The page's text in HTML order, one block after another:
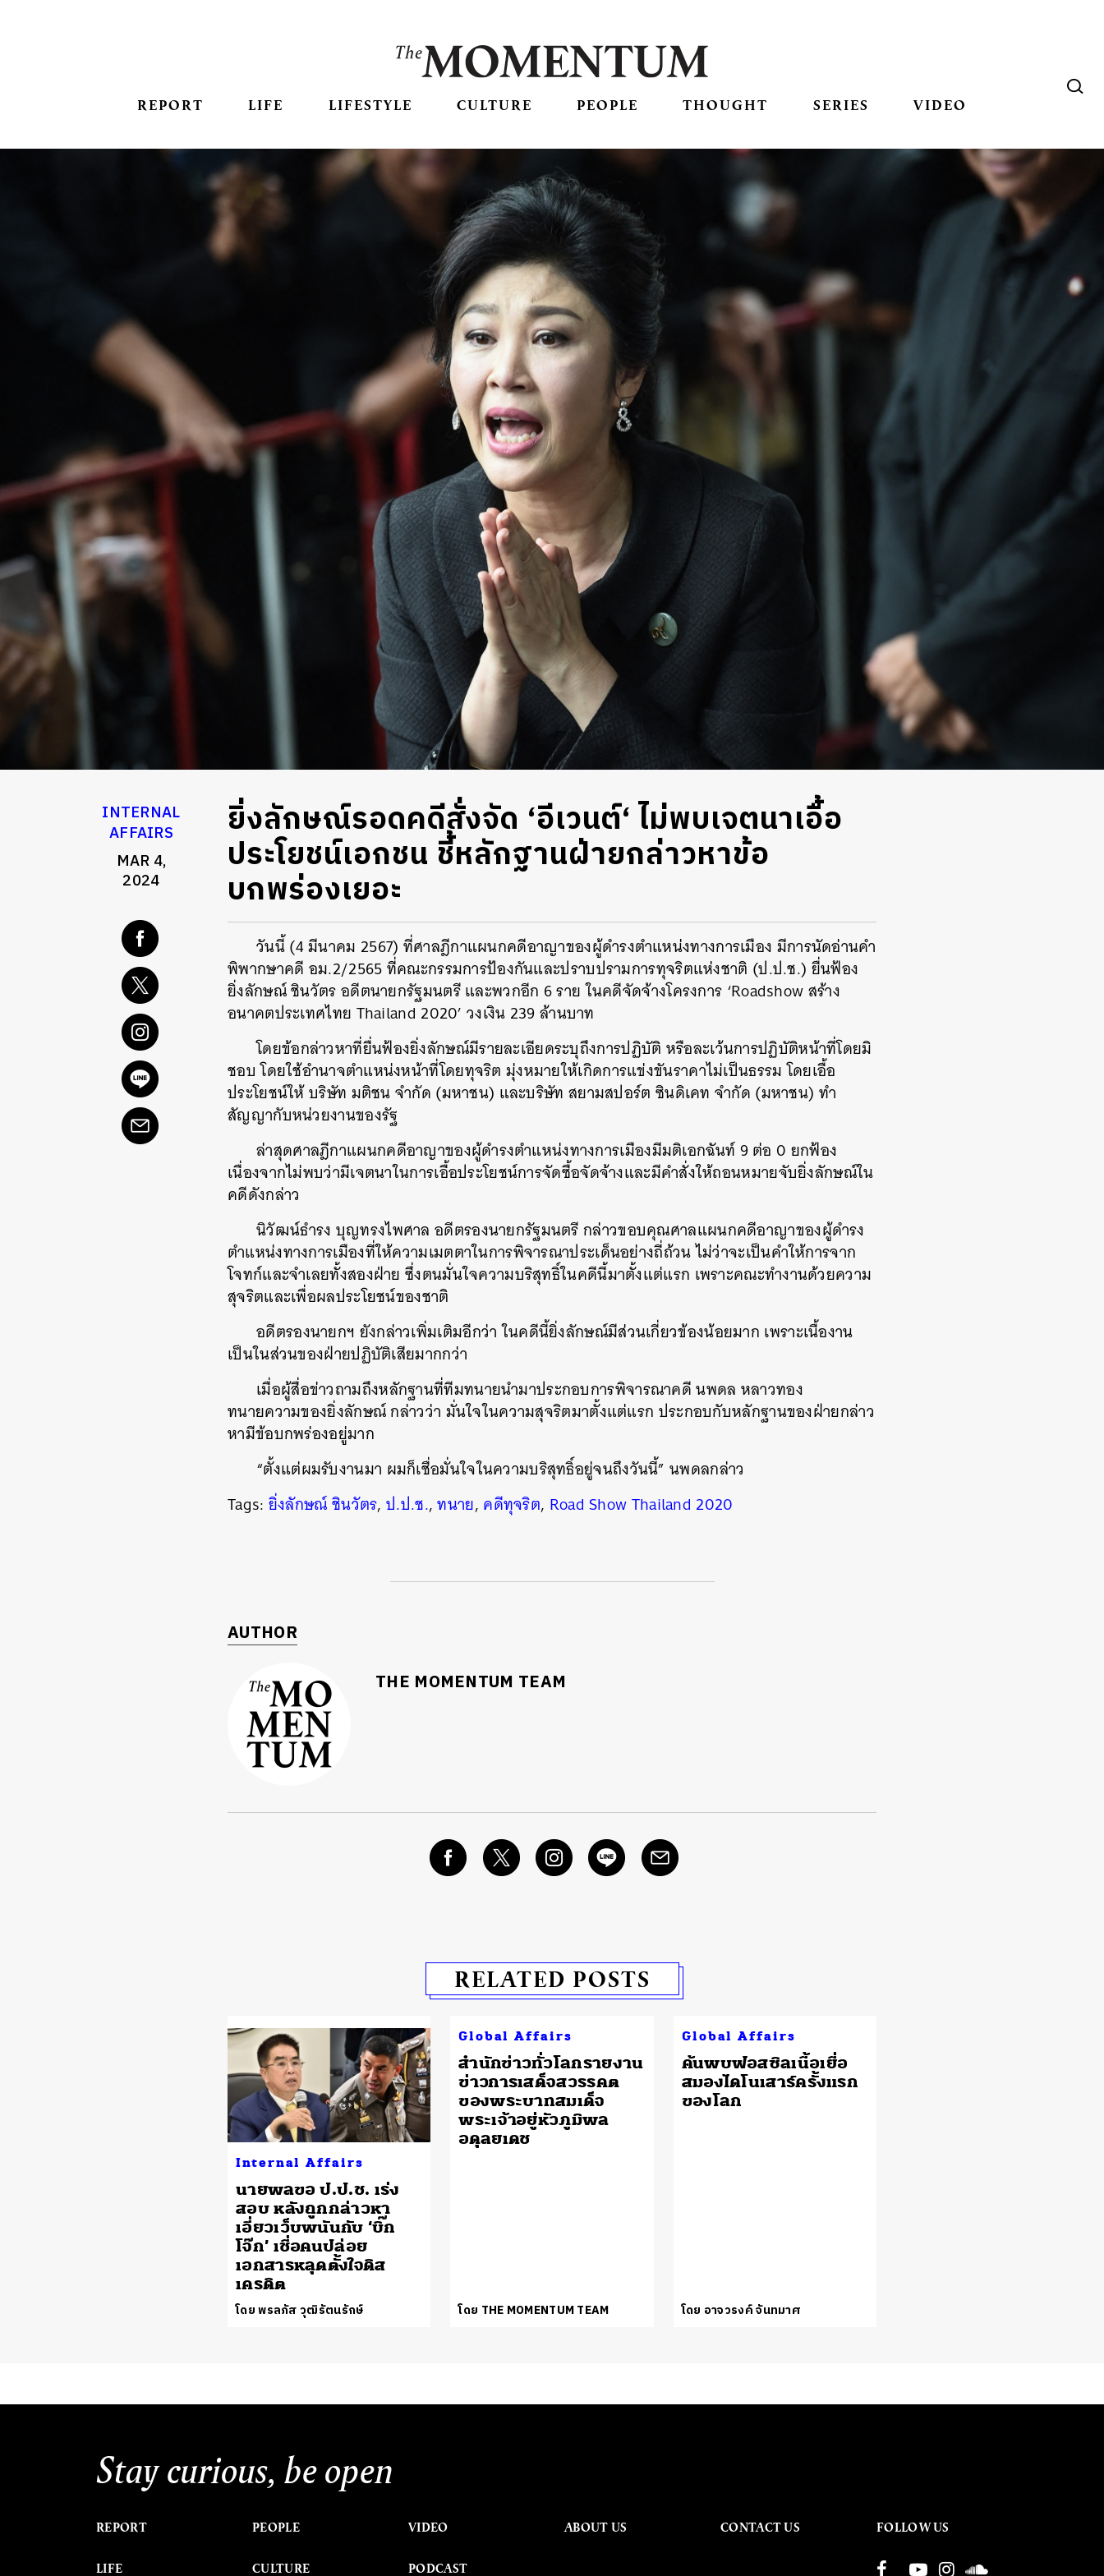
REPORT LIFE LIFESTYLE CULTURE PEOPLE THOUGHT SERIES VIDEO
INTERNAL
AFFAIRS
MAR 4,
2024
ยิ่งลักษณ์รอดคดีสั่งจัด ‘อีเวนต์‘ ไม่พบเจตนาเอื้อ
ประโยชน์เอกชน ชี้หลักฐานฝ่ายกล่าวหาข้อ
บกพร่องเยอะ
วันนี้ (4 มีนาคม 2567) ที่ศาลฎีกาแผนกคดีอาญาของผู้ดำรงตำแหน่งทางการเมือง มีการนัดอ่านคำ
พิพากษาคดี อม.2/2565 ที่คณะกรรมการป้องกันและปราบปรามการทุจริตแห่งชาติ (ป.ป.ช.) ยื่นฟ้อง
ยิ่งลักษณ์ ชินวัตร อดีตนายกรัฐมนตรี และพวกอีก 6 ราย ในคดีจัดจ้างโครงการ ‘Roadshow สร้าง
อนาคตประเทศไทย Thailand 2020’ วงเงิน 239 ล้านบาท
โดยข้อกล่าวหาที่ยื่นฟ้องยิ่งลักษณ์มีรายละเอียดระบุถึงการปฏิบัติ หรือละเว้นการปฏิบัติหน้าที่โดยมิ
ชอบ โดยใช้อำนาจตำแหน่งหน้าที่โดยทุจริต มุ่งหมายให้เกิดการแข่งขันราคาไม่เป็นธรรม โดยเอื้อ
ประโยชน์ให้ บริษัท มติชน จำกัด (มหาชน) และบริษัท สยามสปอร์ต ซินดิเคท จำกัด (มหาชน) ทำ
สัญญากับหน่วยงานของรัฐ
ล่าสุดศาลฎีกาแผนกคดีอาญาของผู้ดำรงตำแหน่งทางการเมืองมีมติเอกฉันท์ 9 ต่อ 0 ยกฟ้อง
เนื่องจากไม่พบว่ามีเจตนาในการเอื้อประโยชน์การจัดซื้อจัดจ้างและมีคำสั่งให้ถอนหมายจับยิ่งลักษณ์​ใน
คดีดังกล่าว
นิวัฒน์ธํารง บุญทรงไพศาล อดีตรองนายกรัฐมนตรี กล่าวขอบคุณศาลแผนกคดีอาญาของผู้ดำรง
ตำแหน่งทางการเมืองที่ให้ความเมตตาในการพิจารณาประเด็นอย่างถี่ถ้วน ไม่ว่าจะเป็นคำให้การจาก
โจทก์และจำเลยทั้งสองฝ่าย ซึ่งตนมั่นใจความบริสุทธิ์ในคดีนี้มาตั้งแต่แรก เพราะคณะทำงานด้วยความ
สุจริตและเพื่อผลประโยชน์ของชาติ
อดีตรองนายกฯ ยังกล่าวเพิ่มเติมอีกว่า ในคดีนี้ยิ่งลักษณ์มีส่วนเกี่ยวข้องน้อยมาก เพราะเนื้องาน
เป็นในส่วนของฝ่ายปฏิบัติเสียมากกว่า
เมื่อผู้สื่อข่าวถามถึงหลักฐานที่ทีมทนายนำมาประกอบการพิจารณาคดี นพดล หลาวทอง
ทนายความของยิ่งลักษณ์​ กล่าวว่า มั่นใจในความสุจริตมาตั้งแต่แรก ประกอบกับหลักฐานของฝ่ายกล่าว
หามีข้อบกพร่องอยู่มาก
“ตั้งแต่ผมรับงานมา ผมก็เชื่อมั่นใจในความบริสุทธิ์อยู่จนถึงวันนี้” นพดลกล่าว
Tags: ยิ่งลักษณ์ ชินวัตร,ป.ป.ช.,ทนาย, คดีทุจริต, Road Show Thailand 2020
AUTHOR
THE MOMENTUM TEAM
RELATED POSTS
Internal Affairs
นายพลขอ ป.ป.ช. เร่ง
สอบ หลังถูกกล่าวหา
เอี่ยวเว็บพนันกับ ‘บิ๊ก
โจ๊ก’ เชื่อคนปล่อย
เอกสารหลุดตั้งใจดิส
เครดิต
โดย พรลภัส วุฒิรัตนรักษ์
Global Affairs
สำนักข่าวทั่วโลกรายงาน
ข่าวการเสด็จสวรรคต
ของพระบาทสมเด็จ
พระเจ้าอยู่หัวภูมิพล
อดุลยเดช
โดย THE MOMENTUM TEAM
Global Affairs
ค้นพบฟอสซิลเนื้อเยื่อ
สมองไดโนเสาร์ครั้งแรก
ของโลก
โดย อาจวรงค์ จันทมาศ
Stay curious, be open
REPORT
LIFE
PEOPLE
CULTURE
VIDEO
PODCAST
ABOUT US CONTACT US FOLLOW US